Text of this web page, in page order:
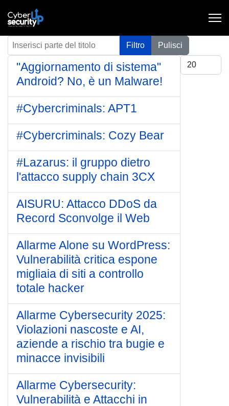
Inserisci parte del titolo Filtro
Pulisci
Visualizza #
"Aggiornamento di sistema"
Android? No, è un Malware!
#Cybercriminals: APT1
#Cybercriminals: Cozy Bear
#Lazarus: il gruppo dietro
l'attacco supply chain 3CX
AISURU: Attacco DDoS da
Record Sconvolge il Web
Allarme Alone su WordPress:
Vulnerabilità critica espone
migliaia di siti a controllo
totale hacker
Allarme Cybersecurity 2025:
Violazioni nascoste e AI,
aziende a rischio tra bugie e
minacce invisibili
Allarme Cybersecurity:
Vulnerabilità e Attacchi in